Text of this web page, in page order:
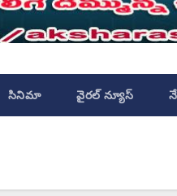
సినిమా వైరల్ న్యూస్